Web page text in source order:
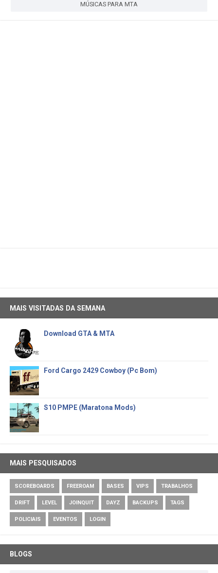
MÚSICAS PARA MTA
MAIS VISITADAS DA SEMANA
Download GTA & MTA
Ford Cargo 2429 Cowboy (Pc Bom)
S10 PMPE (Maratona Mods)
MAIS PESQUISADOS
SCOREBOARDS FREEROAM BASES VIPS TRABALHOS
DRIFT LEVEL JOINQUIT DAYZ BACKUPS TAGS
POLICIAIS EVENTOS LOGIN
BLOGS